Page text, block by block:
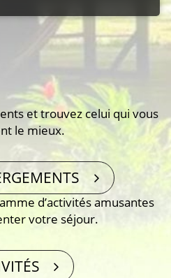
et trouvez celui qui vous
le mieux.
d’activités amusantes
votre séjour.